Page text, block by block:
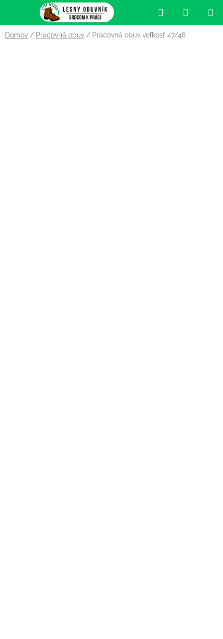
obsah
Hľadať
KOŠÍK
Domov / Pracovná obuv / Pracovná obuv veľkosť 47/48